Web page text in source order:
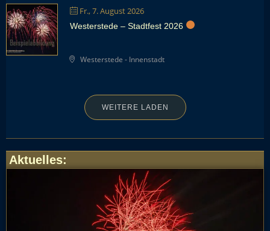
Fr., 7. August 2026
Westerstede – Stadtfest 2026
Westerstede - Innenstadt
WEITERE LADEN
Aktuelles: